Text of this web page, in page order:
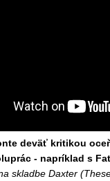
deväť kritikou
- napríklad s
skladbe Daxter